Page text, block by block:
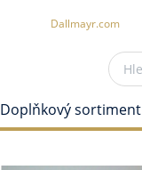
Dallmayr.com
Doplňkový sortiment